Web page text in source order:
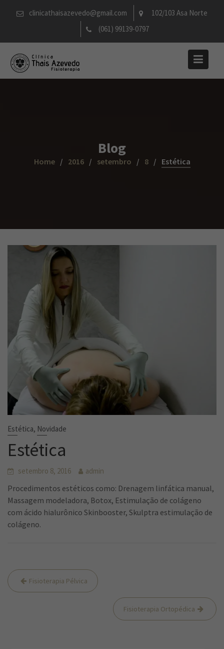
clinicathaisazevedo@gmail.com
102/103 Asa Norte
(061) 99139-0797
Blog
Home 2016 setembro 8 Estética
Estética, Novidade
Estética
setembro 8, 2016 admin
Procedimentos estéticos como: Drenagem linfática manual,
Massagem modeladora, Botox, Estimulação de colágeno
com ácido hialurônico Skinbooster, Skulptra estimulação de
colágeno.
Navegação
de
Fisioterapia Pélvica
Fisioterapia Ortopédica